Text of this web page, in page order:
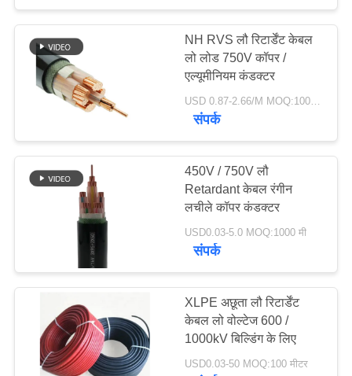
NH RVS लौ रिटार्डेंट केबल
लो लोड 750V कॉपर /
एल्यूमीनियम कंडक्टर
संपर्क
450V / 750V लौ
Retardant केबल रंगीन
लचीले कॉपर कंडक्टर
USD0.03-5.0 MOQ:1000 मी
संपर्क
XLPE अछूता लौ रिटार्डेंट
केबल लो वोल्टेज 600 /
1000kV बिल्डिंग के लिए
USD0.03-50 MOQ:100 मीटर